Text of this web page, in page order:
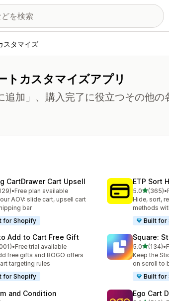
スタマイズ
トカスタマイズアプリ
追加」、購入完了に役立つその他の
CartDrawer Cart Upsell
中
ュー数：1129件
•Free plan available
AOV: slide cart, upsell cart
bar
for Shopify
ETP Sort
5.05つ星中
(365)
合計レビュ •
Hide, sort,
methods
Built for
Add to Cart Free Gift
中
ー数：1001件
•Free trial available
free gifts and BOGO offers
targeting rules
for Shopify
Square:
5.05つ星中
(134)
合計レビュー
•
Keep the
on scroll to
Built for
and Condition
Ego Cart